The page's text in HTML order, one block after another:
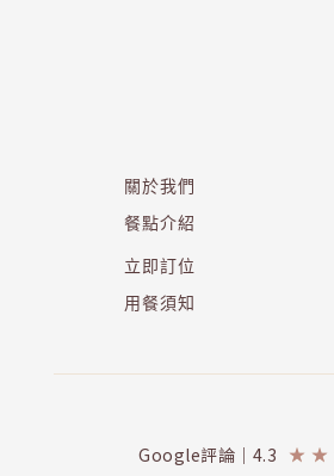
關於我們
餐點介紹
立即訂位
用餐須知
Google評論｜4.3 ★ ★